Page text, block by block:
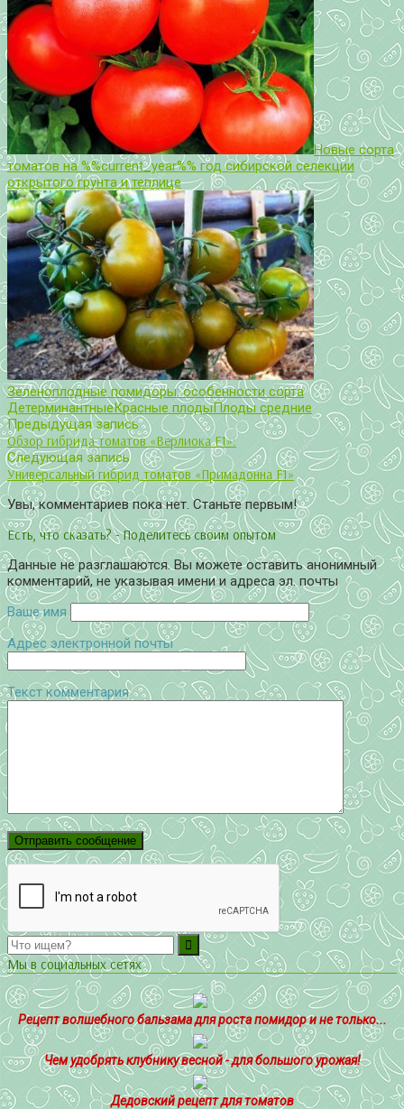
Новые сорта
томатов на %%current_year%% год сибирской селекции
открытого грунта и теплице
Зеленоплодные помидоры: особенности сорта
ДетерминантныеКрасные плодыПлоды средние
Предыдущая запись
Обзор гибрида томатов «Верлиока F1»:
Следующая запись
Универсальный гибрид томатов «Примадонна F1»
Увы, комментариев пока нет. Станьте первым!
Есть, что сказать? - Поделитесь своим опытом
Данные не разглашаются. Вы можете оставить анонимный
комментарий, не указывая имени и адреса эл. почты
Ваше имя
Адрес электронной почты
Текст комментария
Мы в социальных сетях
Рецепт волшебного бальзама для роста помидор и не только...
Чем удобрять клубнику весной - для большого урожая!
Дедовский рецепт для томатов